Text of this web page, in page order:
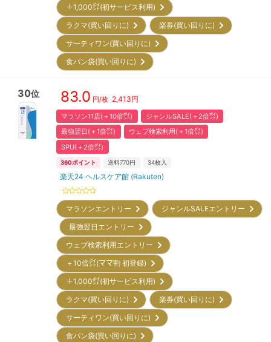
＋1,000㌽(初サービス利用)
ラクマ(買い回りに)
楽券(買い回りに)
サーティワン(買い回りに)
食パン袋(買い回りに)
30位 83.0 円/枚 2,413円
マラソン11店(＋10倍㌽)
ジャンルSALE(＋2倍㌽)
最強翌日(＋1倍㌽)
ウェブ検索利用(＋1倍㌽)
SPU(＋2倍㌽)
360ポイント 送料770円 34枚入
楽天24 ヘルスケア館 (Rakuten)
マラソンエントリー
ジャンルSALEエントリー
最強翌日エントリー
ウェブ検索利用エントリー
＋10倍㌽(ママ割 初登録)
＋1,000㌽(初サービス利用)
ラクマ(買い回りに)
楽券(買い回りに)
サーティワン(買い回りに)
食パン袋(買い回りに)